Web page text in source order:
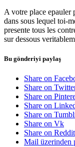
A votre place epauler
dans sous lequel toi-
presente tous les
sur dessous
Bu gönderiyi paylaş
Share on
Share on
Share on
Share on
Share on
Share on Vk
Share on Reddit
Mail üzerinden